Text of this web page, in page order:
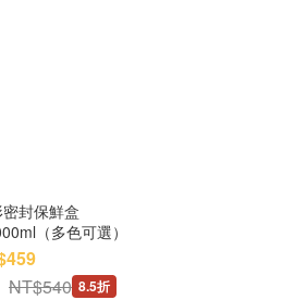
封保鮮盒
（多色可選）
NT$540 8.5折